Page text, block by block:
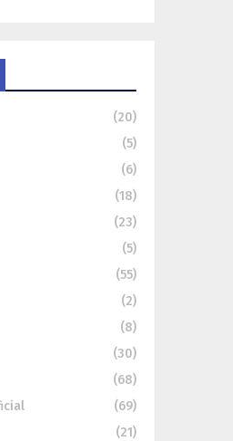
(20)
(5)
(6)
(18)
(23)
(5)
(55)
(2)
(8)
(30)
(68)
(69)
(21)